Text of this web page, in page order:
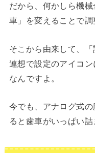
だから、何かしら機
車」を変えることで調
そこから由来して、
連想で設定のアイコ
なんですよ。
今でも、アナログ式
ると歯車がいっぱい詰